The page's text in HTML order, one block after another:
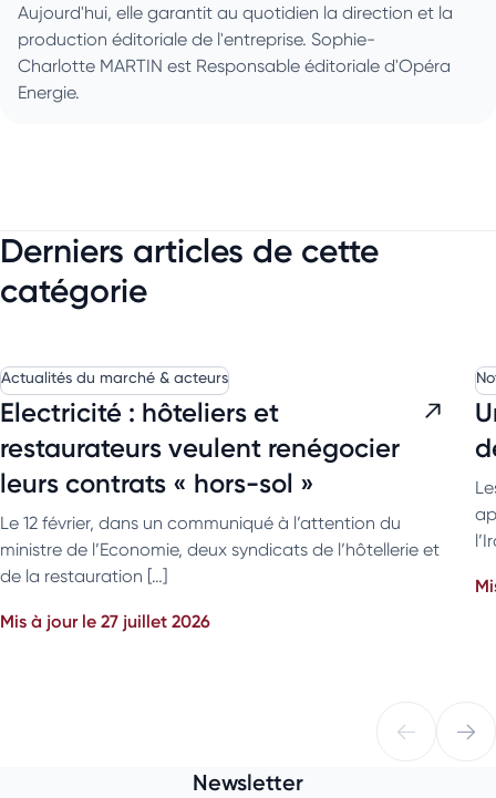
Aujourd'hui, elle garantit au quotidien la direction et la
production éditoriale de l'entreprise. Sophie-
Charlotte MARTIN est Responsable éditoriale d'Opéra
Energie.
Derniers articles de cette
catégorie
Actualités du marché & acteurs
Electricité : hôteliers et
restaurateurs veulent renégocier
leurs contrats « hors-sol »
Le 12 février, dans un communiqué à l’attention du
ministre de l’Economie, deux syndicats de l’hôtellerie et
de la restauration […]
Mis à jour le 27 juillet 2026
Newsletter